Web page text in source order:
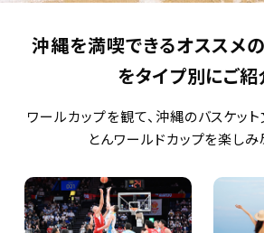
沖縄を満喫できるオススメ
をタイプ別にご紹
ワールカップを観て、沖縄のバスケッ
とんワールドカップを楽しみ